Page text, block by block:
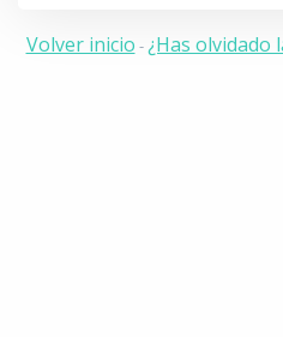
Volver inicio -¿Has olvidado